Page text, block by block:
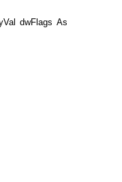
dwFlags As